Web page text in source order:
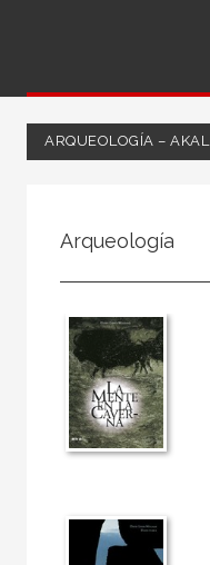
ARQUEOLOGÍA – AKAL
50 Aniversario
A fondo
Ágora / Teoría
Akadémica
Akal Infantil
Anverso
Arquitectura
Arqueología